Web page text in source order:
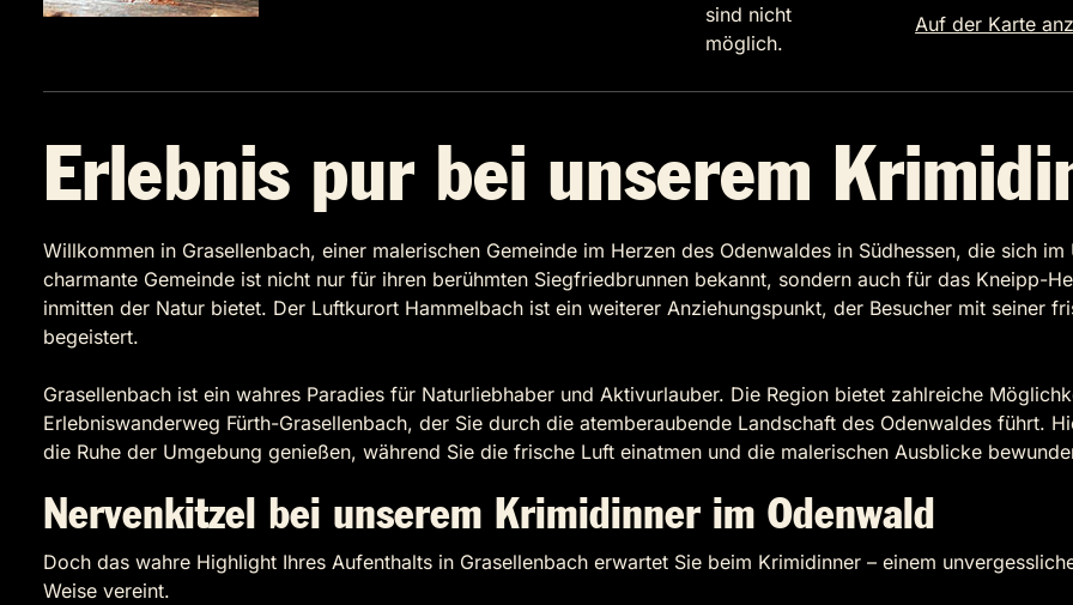
sind nicht
möglich.
Auf der Karte
Erlebnis pur bei unserem
Willkommen in Grasellenbach, einer malerischen Gemeinde im Herzen des Odenwaldes in Südhessen, die sich
charmante Gemeinde ist nicht nur für ihren berühmten Siegfriedbrunnen bekannt, sondern auch für das Kneipp-
inmitten der Natur bietet. Der Luftkurort Hammelbach ist ein weiterer Anziehungspunkt, der Besucher mit seiner
begeistert.
Grasellenbach ist ein wahres Paradies für Naturliebhaber und Aktivurlauber. Die Region bietet zahlreiche
Erlebniswanderweg Fürth-Grasellenbach, der Sie durch die atemberaubende Landschaft des Odenwaldes führt.
die Ruhe der Umgebung genießen, während Sie die frische Luft einatmen und die malerischen Ausblicke
Nervenkitzel bei unserem Krimidinner im Odenwald
Doch das wahre Highlight Ihres Aufenthalts in Grasellenbach erwartet Sie beim Krimidinner – einem
Weise vereint.